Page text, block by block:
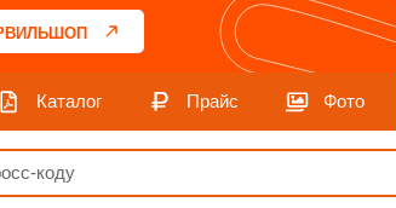
Каталог Прайс Фото